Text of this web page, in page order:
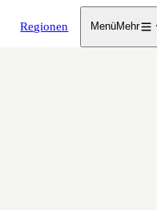
Regionen MenüMehr